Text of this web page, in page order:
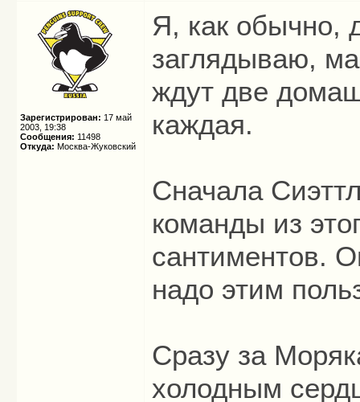
Зарегистрирован: 17 май
2003, 19:38
Сообщения: 11498
Откуда: Москва-Жуковский
Я, как обычно,
заглядываю,
ждут две
каждая.
Сначала
команды из
сантиментов.
надо этим
Сразу за
холодным